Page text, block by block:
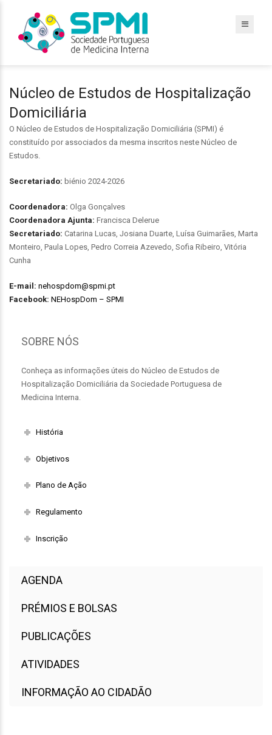
Núcleo de Estudos de Hospitalização
Domiciliária
O Núcleo de Estudos de Hospitalização Domiciliária (SPMI) é
constituído por associados da mesma inscritos neste Núcleo de
Estudos.
Secretariado: biénio 2024-2026
Coordenadora: Olga Gonçalves
Coordenadora Ajunta: Francisca Delerue
Secretariado: Catarina Lucas, Josiana Duarte, Luísa Guimarães, Marta
Monteiro, Paula Lopes, Pedro Correia Azevedo, Sofia Ribeiro, Vitória
Cunha
E-mail: nehospdom@spmi.pt
Facebook: NEHospDom – SPMI
SOBRE NÓS
Conheça as informações úteis do Núcleo de Estudos de
Hospitalização Domiciliária da Sociedade Portuguesa de
Medicina Interna.
História
Objetivos
Plano de Ação
Regulamento
Inscrição
AGENDA
PRÉMIOS E BOLSAS
PUBLICAÇÕES
ATIVIDADES
INFORMAÇÃO AO CIDADÃO